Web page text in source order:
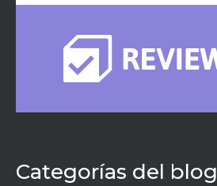
Categorías del blog